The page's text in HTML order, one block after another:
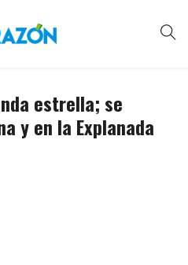
estrella; se
y en la Explanada